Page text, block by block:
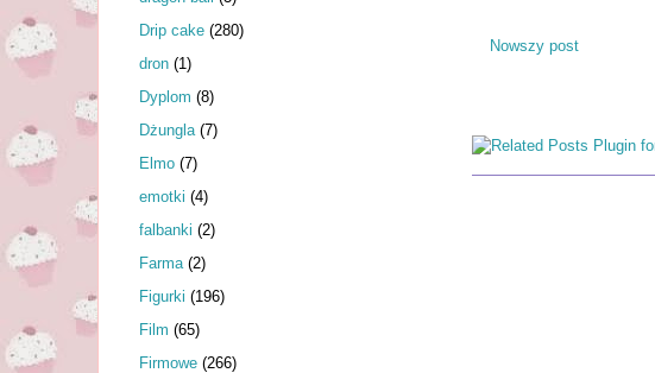
Nowszy post
Drip cake (280)
dron (1)
Dyplom (8)
Dżungla (7)
Elmo (7)
emotki (4)
falbanki (2)
Farma (2)
Figurki (196)
Film (65)
Firmowe (266)